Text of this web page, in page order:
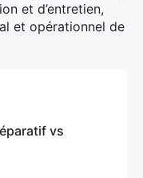
et d’entretien,
et opérationnel de
vs